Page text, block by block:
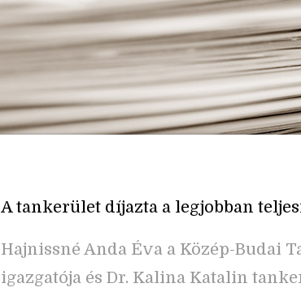
A tankerület díjazta a legjobban
Hajnissné Anda Éva a Közép-Budai
igazgatója és Dr. Kalina Katalin